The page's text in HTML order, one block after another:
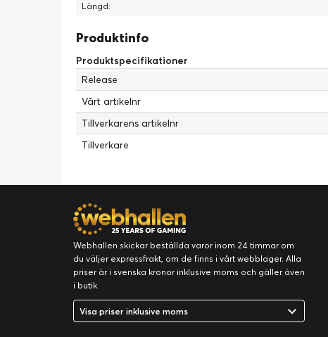
Längd:
Produktinfo
Produktspecifikationer
Release
Vårt artikelnr
Tillverkarens artikelnr
Tillverkare
Webhallen skickar beställda varor inom 24 timmar om
du väljer expressfrakt, om de finns i vårt webblager. Alla
priser är i svenska kronor inklusive moms och gäller även
i butik.
Visa priser inklusive moms